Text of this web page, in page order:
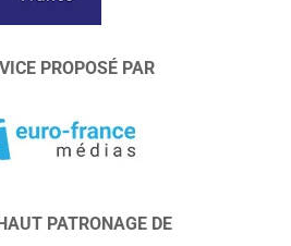
PROPOSÉ PAR
PATRONAGE DE